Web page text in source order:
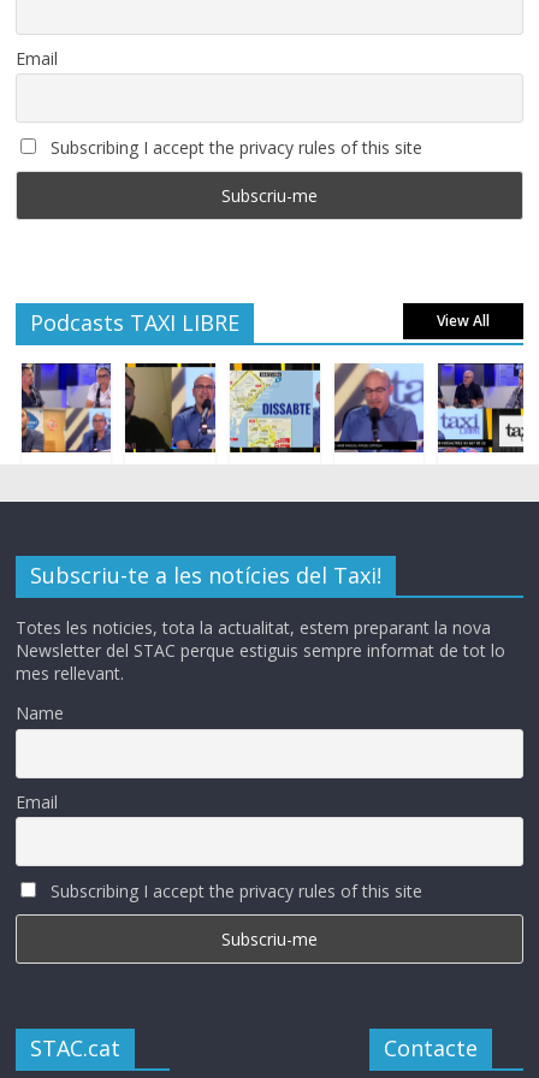
Email
Subscribing I accept the privacy rules of this site
Podcasts TAXI LIBRE View All
Subscriu-te a les notícies del Taxi!
Totes les noticies, tota la actualitat, estem preparant la nova
Newsletter del STAC perque estiguis sempre informat de tot lo
mes rellevant.
Name
Email
Subscribing I accept the privacy rules of this site
STAC.cat Contacte